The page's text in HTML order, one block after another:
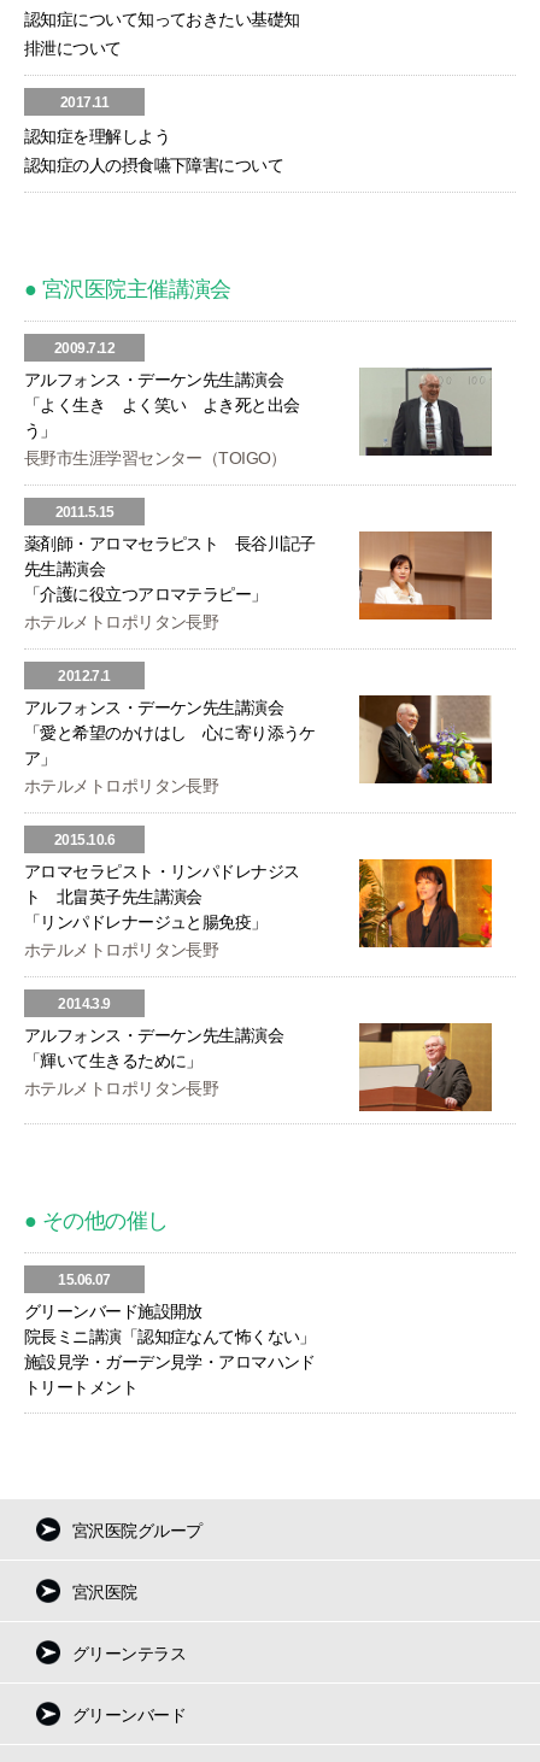
認知症について知っておきたい基礎知
排泄について
2017.11
認知症を理解しよう
認知症の人の摂食嚥下障害について
● 宮沢医院主催講演会
2009.7.12
アルフォンス・デーケン先生講演会
「よく生き よく笑い よき死と出会
う」
長野市生涯学習センター （TOIGO）
2011.5.15
薬剤師・アロマセラピスト 長谷川記子
先生講演会
「介護に役立つアロマテラピー」
ホテルメトロポリタン長野
2012.7.1
アルフォンス・デーケン先生講演会
「愛と希望のかけはし 心に寄り添うケ
ア」
ホテルメトロポリタン長野
2015.10.6
アロマセラピスト・リンパドレナジス
ト 北畠英子先生講演会
「リンパドレナージュと腸免疫」
ホテルメトロポリタン長野
2014.3.9
アルフォンス・デーケン先生講演会
「輝いて生きるために」
ホテルメトロポリタン長野
● その他の催し
15.06.07
グリーンバード施設開放
院長ミニ講演「認知症なんて怖くない」
施設見学・ガーデン見学・アロマハンド
トリートメント
宮沢医院グループ
宮沢医院
グリーンテラス
グリーンバード